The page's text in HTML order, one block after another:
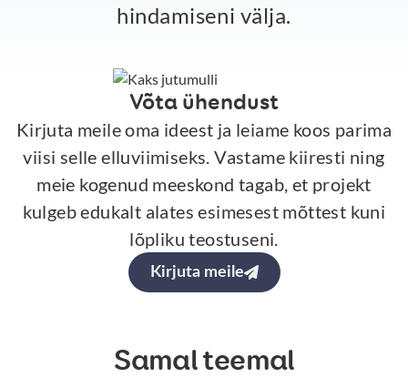
hindamiseni välja.
Võta ühendust
Kirjuta meile oma ideest ja leiame koos parima
viisi selle elluviimiseks. Vastame kiiresti ning
meie kogenud meeskond tagab, et projekt
kulgeb edukalt alates esimesest mõttest kuni
lõpliku teostuseni.
Kirjuta meile
Samal teemal